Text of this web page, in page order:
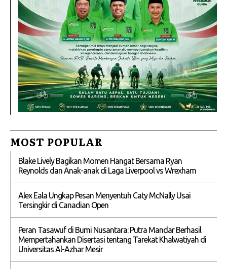
MOST POPULAR
Blake Lively Bagikan Momen Hangat Bersama Ryan
Reynolds dan Anak-anak di Laga Liverpool vs Wrexham
Alex Eala Ungkap Pesan Menyentuh Caty McNally Usai
Tersingkir di Canadian Open
Peran Tasawuf di Bumi Nusantara: Putra Mandar Berhasil
Mempertahankan Disertasi tentang Tarekat Khalwatiyah di
Universitas Al-Azhar Mesir